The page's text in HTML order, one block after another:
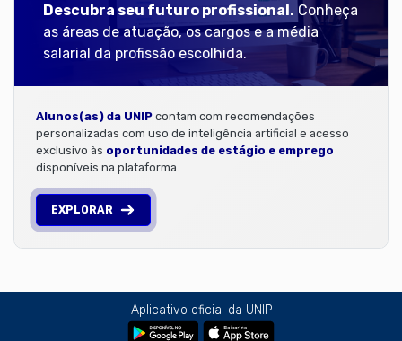
Descubra seu futuro profissional. Conheça
as áreas de atuação, os cargos e a média
salarial da profissão escolhida.
Alunos(as) da UNIP contam com recomendações
personalizadas com uso de inteligência artificial e acesso
exclusivo às oportunidades de estágio e emprego
disponíveis na plataforma.
EXPLORAR
Aplicativo oficial da UNIP